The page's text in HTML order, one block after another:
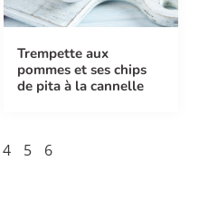
Trempette aux
pommes et ses chips
de pita à la cannelle
4 5 6